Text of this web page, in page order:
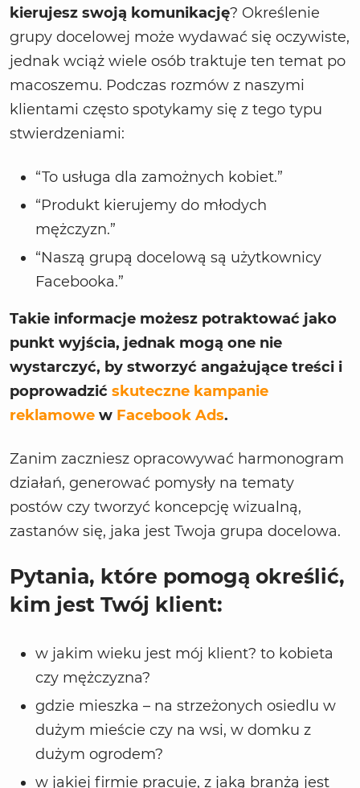
kierujesz swoją komunikację? Określenie
grupy docelowej może wydawać się oczywiste,
jednak wciąż wiele osób traktuje ten temat po
macoszemu. Podczas rozmów z naszymi
klientami często spotykamy się z tego typu
stwierdzeniami:
“To usługa dla zamożnych kobiet.”
“Produkt kierujemy do młodych
mężczyzn.”
“Naszą grupą docelową są użytkownicy
Facebooka.”
Takie informacje możesz potraktować jako
punkt wyjścia, jednak mogą one nie
wystarczyć, by stworzyć angażujące treści i
poprowadzić skuteczne kampanie
reklamowe w Facebook Ads.
Zanim zaczniesz opracowywać harmonogram
działań, generować pomysły na tematy
postów czy tworzyć koncepcję wizualną,
zastanów się, jaka jest Twoja grupa docelowa.
Pytania, które pomogą określić,
kim jest Twój klient:
w jakim wieku jest mój klient? to kobieta
czy mężczyzna?
gdzie mieszka – na strzeżonych osiedlu w
dużym mieście czy na wsi, w domku z
dużym ogrodem?
w jakiej firmie pracuje, z jaką branżą jest